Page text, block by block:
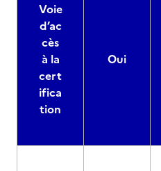
Voie
d’ac
cès
à la
cert
ifica
tion
Oui